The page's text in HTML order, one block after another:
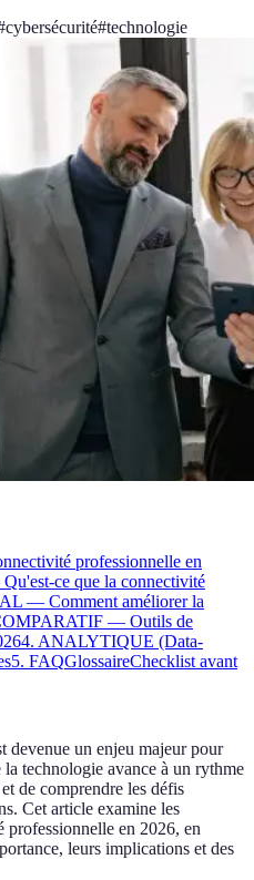
cybersécurité#technologie
professionnelle en
ce que la connectivité
— Comment améliorer la
— Outils de
4. ANALYTIQUE (Data-
5. FAQGlossaireChecklist avant
devenue un enjeu majeur pour
technologie avance à un rythme
de comprendre les défis
Cet article examine les
en 2026, en
leurs implications et des